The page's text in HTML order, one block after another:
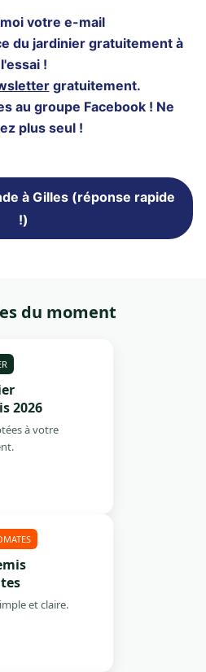
votre e-mail
du jardinier gratuitement à
l'essai !
gratuitement.
au groupe Facebook ! Ne
plus seul !
à Gilles (réponse rapide
!)
du moment
2026
à votre
et claire.